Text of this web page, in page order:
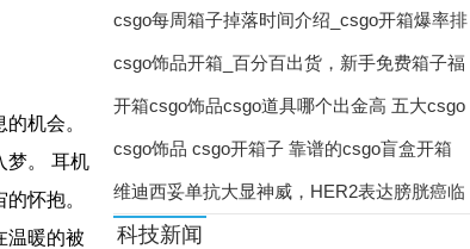
机会。
梦。 耳机
怀抱。
温暖的被
csgo每周箱子掉落时间介绍_csgo开箱爆率排
csgo饰品开箱_百分百出货，新手免费箱子福
开箱csgo饰品csgo道具哪个出金高 五大csgo
csgo饰品 csgo开箱子 靠谱的csgo盲盒开箱
维迪西妥单抗大显神威，HER2表达膀胱癌临
床
科技新闻